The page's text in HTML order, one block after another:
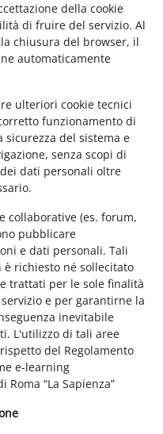
della cookie
di fruire del servizio. Al
chiusura del browser, il
automaticamente
ulteriori cookie tecnici
funzionamento di
del sistema e
senza scopi di
dati personali oltre
collaborative (es. forum,
pubblicare
e dati personali. Tali
richiesto né sollecitato
trattati per le sole finalità
e per garantirne la
inevitabile
L'utilizzo di tali aree
del Regolamento
e-learning
Roma “La Sapienza”